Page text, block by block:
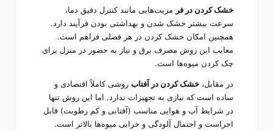
خشک کردن در فر مزیت‌هایی مانند کنترل دقیق دما،
سرعت بیشتر خشک شدن و بهداشتی بودن فرآیند دارد.
همچنین امکان خشک کردن در هر فصلی فراهم است.
معایب این روش مصرف برق و نیاز به حضور در منزل برای
چک کردن میوه‌ها است.
در مقابل، خشک کردن در آفتاب روشی کاملاً اقتصادی و
ساده است که نیازی به تجهیزات ندارد. اما این روش تنها
در شرایط آب و هوایی مناسب (آفتابی و کم رطوبت) قابل
اجراست و احتمال آلودگی و خرابی میوه‌ها بالاتر است.